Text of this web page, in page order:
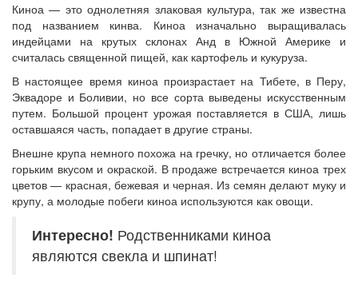
Киноа — это однолетняя злаковая культура, так же известна
под названием кинва. Киноа изначально выращивалась
индейцами на крутых склонах Анд в Южной Америке и
считалась священной пищей, как картофель и кукуруза.
В настоящее время киноа произрастает на Тибете, в Перу,
Эквадоре и Боливии, но все сорта выведены искусственным
путем. Большой процент урожая поставляется в США, лишь
оставшаяся часть, попадает в другие страны.
Внешне крупа немного похожа на гречку, но отличается более
горьким вкусом и окраской. В продаже встречается киноа трех
цветов — красная, бежевая и черная. Из семян делают муку и
крупу, а молодые побеги киноа используются как овощи.
Интересно! Родственниками киноа
являются свекла и шпинат!